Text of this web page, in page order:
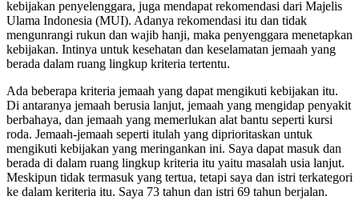
kebijakan penyelenggara, juga mendapat rekomendasi dari Majelis
Ulama Indonesia (MUI). Adanya rekomendasi itu dan tidak
mengunrangi rukun dan wajib hanji, maka penyenggara menetapkan
kebijakan. Intinya untuk kesehatan dan keselamatan jemaah yang
berada dalam ruang lingkup kriteria tertentu.
Ada beberapa kriteria jemaah yang dapat mengikuti kebijakan itu.
Di antaranya jemaah berusia lanjut, jemaah yang mengidap penyakit
berbahaya, dan jemaah yang memerlukan alat bantu seperti kursi
roda. Jemaah-jemaah seperti itulah yang diprioritaskan untuk
mengikuti kebijakan yang meringankan ini. Saya dapat masuk dan
berada di dalam ruang lingkup kriteria itu yaitu masalah usia lanjut.
Meskipun tidak termasuk yang tertua, tetapi saya dan istri terkategori
ke dalam keriteria itu. Saya 73 tahun dan istri 69 tahun berjalan.